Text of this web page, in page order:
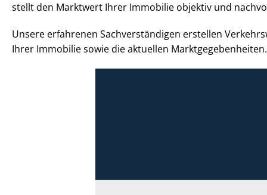
stellt den Marktwert Ihrer Immobilie objektiv und
Unsere erfahrenen Sach­ver­stän­di­gen erstellen
Ihrer Immobilie sowie die aktuellen Markt­ge­ge­ben­hei­ten.